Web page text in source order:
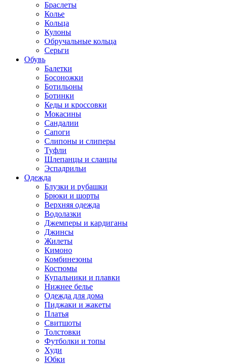
Браслеты
Колье
Кольца
Кулоны
Обручальные кольца
Серьги
Обувь
Балетки
Босоножки
Ботильоны
Ботинки
Кеды и кроссовки
Мокасины
Сандалии
Сапоги
Слипоны и слиперы
Туфли
Шлепанцы и сланцы
Эспадрильи
Одежда
Блузки и рубашки
Брюки и шорты
Верхняя одежда
Водолазки
Джемперы и кардиганы
Джинсы
Жилеты
Кимоно
Комбинезоны
Костюмы
Купальники и плавки
Нижнее белье
Одежда для дома
Пиджаки и жакеты
Платья
Свитшоты
Толстовки
Футболки и топы
Худи
Юбки